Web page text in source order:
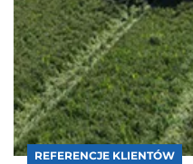
REFERENCJE KLIENTÓW